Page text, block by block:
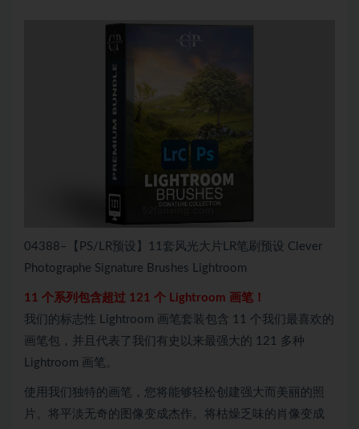
04388–【PS/LR预设】11套风光大片LR笔刷预设 Clever
Photographe Signature Brushes Lightroom
11 个系列包含超过 121 个 Lightroom 画笔！
我们的标志性 Lightroom 画笔套装包含 11 个我们最喜欢的
画笔包，并且代表了我们有史以来最强大的 121 多种
Lightroom 画笔。
使用我们独特的画笔，您将能够轻松创建强大而美丽的照
片。将平淡无奇的图像变成杰作。将枯燥乏味的肖像变成